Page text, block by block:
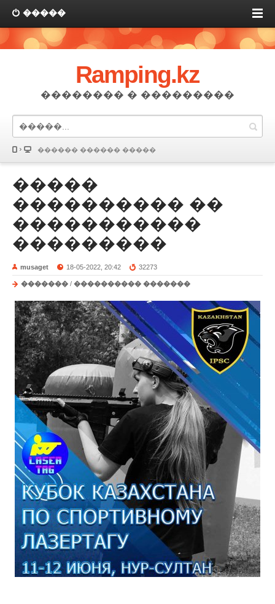
�����
Ramping.kz
�������� � ���������
������ ������ �����
�����
���������� ��
�����������
���������
musaget 18-05-2022, 20:42 32273
������� / ���������� �������